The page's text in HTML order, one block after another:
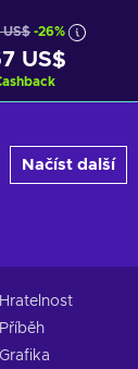
US$ -26%
US$
Načíst další
Hratelnost
Příběh
Grafika